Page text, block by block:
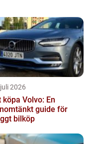
är att
2026
köpa Volvo: En
guide för
bilköp